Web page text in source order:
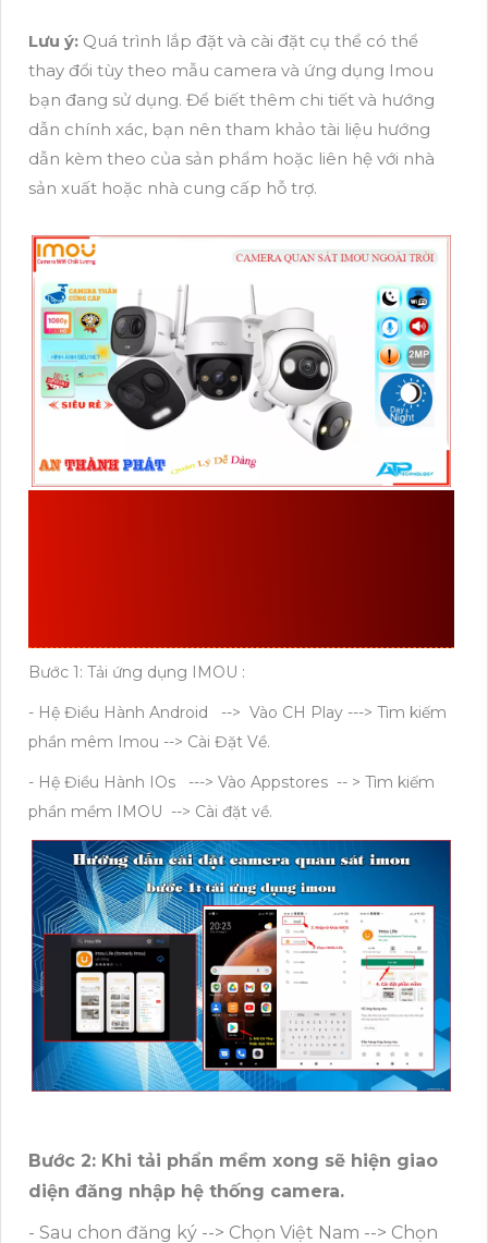
Lưu ý: Quá trình lắp đặt và cài đặt cụ thể có thể
thay đổi tùy theo mẫu camera và ứng dụng Imou
bạn đang sử dụng. Để biết thêm chi tiết và hướng
dẫn chính xác, bạn nên tham khảo tài liệu hướng
dẫn kèm theo của sản phẩm hoặc liên hệ với nhà
sản xuất hoặc nhà cung cấp hỗ trợ.
Bước 1: Tải ứng dụng IMOU :
- Hệ Điều Hành Android --> Vào CH Play ---> Tìm kiếm
phần mêm Imou --> Cài Đặt Về.
- Hệ Điều Hành IOs ---> Vào Appstores -- > Tìm kiếm
phần mềm IMOU --> Cài đặt về.
Bước 2: Khi tải phẩn mềm xong sẽ hiện giao
diện đăng nhập hệ thống camera.
- Sau chon đăng ký --> Chọn Việt Nam --> Chọn